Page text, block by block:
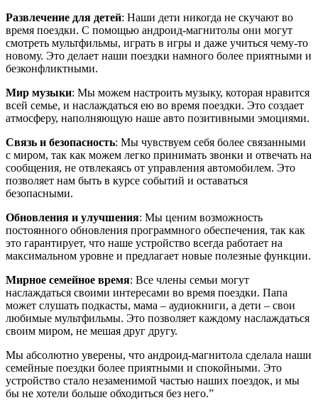
Развлечение для детей: Наши дети никогда не скучают во
время поездки. С помощью андроид-магнитолы они могут
смотреть мультфильмы, играть в игры и даже учиться чему-то
новому. Это делает наши поездки намного более приятными и
безконфликтными.
Мир музыки: Мы можем настроить музыку, которая нравится
всей семье, и наслаждаться ею во время поездки. Это создает
атмосферу, наполняющую наше авто позитивными эмоциями.
Связь и безопасность: Мы чувствуем себя более связанными
с миром, так как можем легко принимать звонки и отвечать на
сообщения, не отвлекаясь от управления автомобилем. Это
позволяет нам быть в курсе событий и оставаться
безопасными.
Обновления и улучшения: Мы ценим возможность
постоянного обновления программного обеспечения, так как
это гарантирует, что наше устройство всегда работает на
максимальном уровне и предлагает новые полезные функции.
Мирное семейное время: Все члены семьи могут
наслаждаться своими интересами во время поездки. Папа
может слушать подкасты, мама – аудиокниги, а дети – свои
любимые мультфильмы. Это позволяет каждому наслаждаться
своим миром, не мешая друг другу.
Мы абсолютно уверены, что андроид-магнитола сделала наши
семейные поездки более приятными и спокойными. Это
устройство стало незаменимой частью наших поездок, и мы
бы не хотели больше обходиться без него.”